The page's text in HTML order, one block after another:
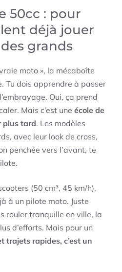
50cc : pour
déjà jouer
grands
moto », la mécaboîte
Tu dois apprendre à passer
Oui, ça prend
Mais c’est une école de
plus tard. Les modèles
avec leur look de cross,
penchée vers l’avant, te
(50 cm³, 45 km/h),
à un pilote moto. Juste
rouler tranquille en ville, la
d’efforts. Mais pour un
trajets rapides, c’est un